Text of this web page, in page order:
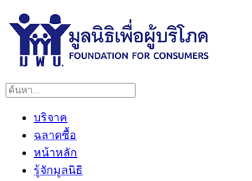
บริจาค
ฉลาดซื้อ
หน้าหลัก
รู้จักมูลนิธิ